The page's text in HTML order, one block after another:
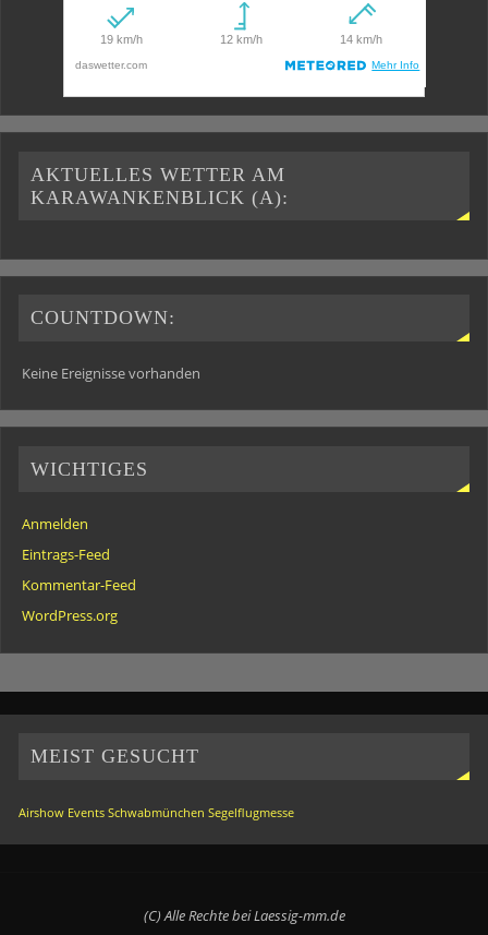
AKTUELLES WETTER AM
KARAWANKENBLICK (A):
COUNTDOWN:
Keine Ereignisse vorhanden
WICHTIGES
Anmelden
Eintrags-Feed
Kommentar-Feed
WordPress.org
MEIST GESUCHT
Airshow Events Schwabmünchen Segelflugmesse
(C) Alle Rechte bei Laessig-mm.de